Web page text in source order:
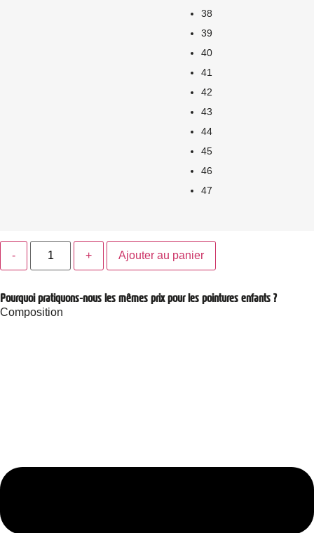
38
39
40
41
42
43
44
45
46
47
Ajouter au panier
Pourquoi pratiquons-nous les mêmes prix pour les pointures enfants ?
Composition